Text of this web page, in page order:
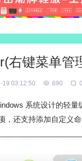
右键菜单管
19 03:12:50 690 0
系统设计的轻
还支持添加自定义